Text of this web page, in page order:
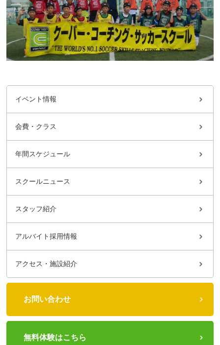
イベント情報
会費・クラス
年間スケジュール
スクールニュース
スタッフ紹介
アルバイト採用情報
アクセス・施設紹介
お問い合わせ
無料体験はこちら